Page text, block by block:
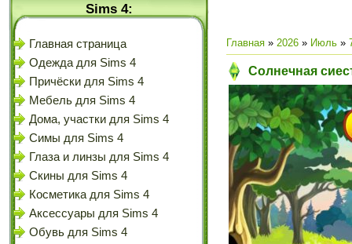
Sims 4:
Главная страница
Одежда для Sims 4
Причёски для Sims 4
Мебель для Sims 4
Дома, участки для Sims 4
Симы для Sims 4
Глаза и линзы для Sims 4
Скины для Sims 4
Косметика для Sims 4
Аксессуары для Sims 4
Обувь для Sims 4
Главная » 2026 » Июль »
Солнечная